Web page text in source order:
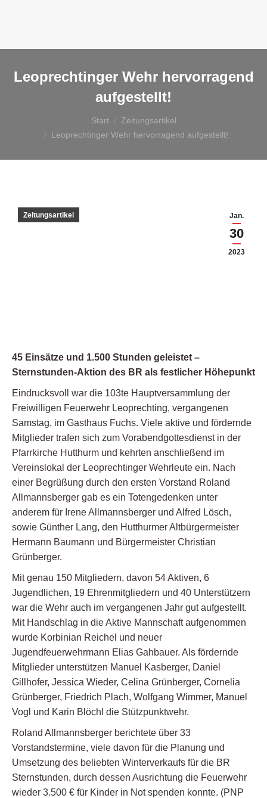
Leoprechtinger Wehr hervorragend
aufgestellt!
Start
Zeitungsartikel
Leoprechtinger Wehr hervorragend aufgestellt!
Jan.
30
2023
Zeitungsartikel
45 Einsätze und 1.500 Stunden geleistet –
Sternstunden-Aktion des BR als festlicher Höhepunkt
Eindrucksvoll war die 103te Hauptversammlung der
Freiwilligen Feuerwehr Leoprechting, vergangenen
Samstag, im Gasthaus Fuchs. Viele aktive und fördernde
Mitglieder trafen sich zum Vorabendgottesdienst in der
Pfarrkirche Hutthurm und kehrten anschließend im
Vereinslokal der Leoprechtinger Wehrleute ein. Nach
einer Begrüßung durch den ersten Vorstand Roland
Allmannsberger gab es ein Totengedenken unter
anderem für Irene Allmannsberger und Alfred Lösch,
sowie Günther Lang, den Hutthurmer Altbürgermeister
Hermann Baumann und Bürgermeister Christian
Grünberger.
Mit genau 150 Mitgliedern, davon 54 Aktiven, 6
Jugendlichen, 19 Ehrenmitgliedern und 40 Unterstützern
war die Wehr auch im vergangenen Jahr gut aufgestellt.
Mit Handschlag in die Aktive Mannschaft aufgenommen
wurde Korbinian Reichel und neuer
Jugendfeuerwehrmann Elias Gahbauer. Als fördernde
Mitglieder unterstützen Manuel Kasberger, Daniel
Gillhofer, Jessica Wieder, Celina Grünberger, Cornelia
Grünberger, Friedrich Plach, Wolfgang Wimmer, Manuel
Vogl und Karin Blöchl die Stützpunktwehr.
Roland Allmannsberger berichtete über 33
Vorstandstermine, viele davon für die Planung und
Umsetzung des beliebten Winterverkaufs für die BR
Sternstunden, durch dessen Ausrichtung die Feuerwehr
wieder 3.500 € für Kinder in Not spenden konnte. (PNP